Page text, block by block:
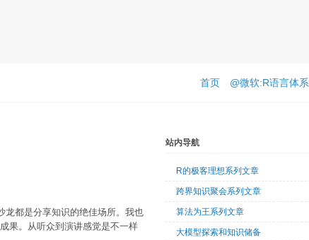
首页 @微软:R语言体系
龙都是分享知识的绝佳场所。我也
果。从听众到演讲感觉是不一样
站内导航
R的极客理想系列文章
跨界知识聚会系列文章
算法为王系列文章
大模型探索和知识储备